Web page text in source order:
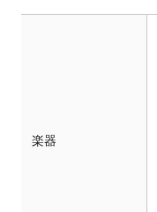
楽器